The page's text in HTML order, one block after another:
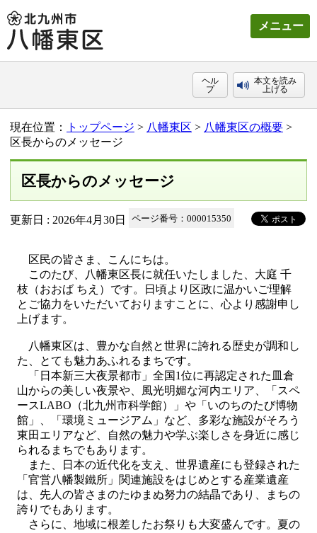
メニュー
ヘル
プ
本文を読み
上げる
現在位置： トップページ > 八幡東区 > 八幡東区の概要 >
区長からのメッセージ
区長からのメッセージ
更新日 : 2026年4月30日 ページ番号：000015350
区民の皆さま、こんにちは。
このたび、八幡東区長に就任いたしました、大庭 千
枝（おおば ちえ）です。日頃より区政に温かいご理解
とご協力をいただいておりますことに、心より感謝申し
上げます。
八幡東区は、豊かな自然と世界に誇れる歴史が調和し
た、とても魅力あふれるまちです。
「日本新三大夜景都市」全国1位に再認定された皿倉
山からの美しい夜景や、風光明媚な河内エリア、「スペ
ースLABO（北九州市科学館）」や「いのちのたび博物
館」、「環境ミュージアム」など、多彩な施設がそろう
東田エリアなど、自然の魅力や学ぶ楽しさを身近に感じ
られるまちでもあります。
また、日本の近代化を支え、世界遺産にも登録された
「官営八幡製鐵所」関連施設をはじめとする産業遺産
は、先人の皆さまのたゆまぬ努力の結晶であり、まちの
誇りでもあります。
さらに、地域に根差したお祭りも大変盛んです。夏の